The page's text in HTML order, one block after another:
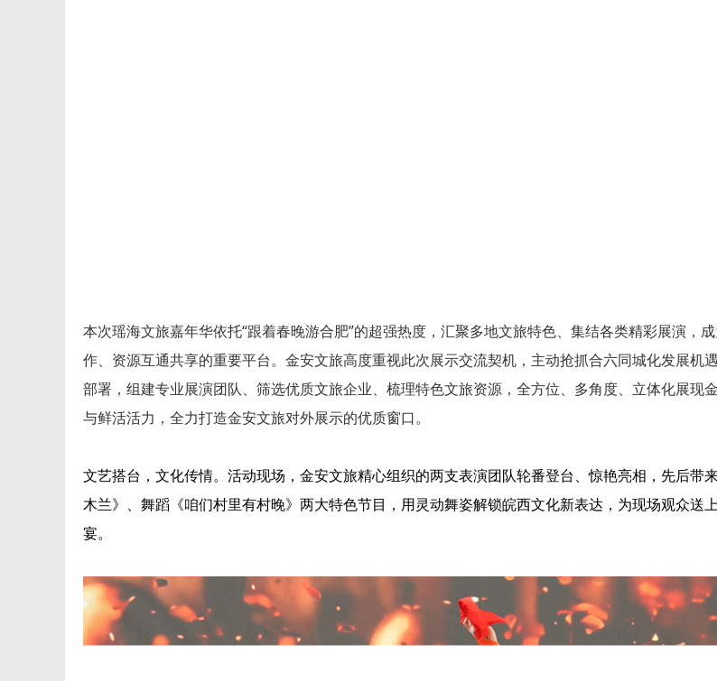
本次瑶海文旅嘉年华依托“跟着春晚游合肥”的超强热度，汇聚多地文旅特色、集结各类精彩展演，
作、资源互通共享的重要平台。金安文旅高度重视此次展示交流契机，主动抢抓合六同城化发展机
部署，组建专业展演团队、筛选优质文旅企业、梳理特色文旅资源，全方位、多角度、立体化展现
与鲜活活力，全力打造金安文旅对外展示的优质窗口。
文艺搭台，文化传情。活动现场，金安文旅精心组织的两支表演团队轮番登台、惊艳亮相，先后带
木兰》、舞蹈《咱们村里有村晚》两大特色节目，用灵动舞姿解锁皖西文化新表达，为现场观众送
宴。